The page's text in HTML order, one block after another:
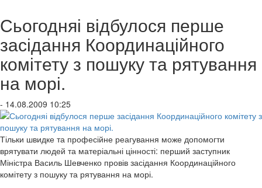
Сьогодняі відбулося перше
засідання Координаційного
комітету з пошуку та рятування
на морі.
- 14.08.2009 10:25
Тільки швидке та професійне реагування може допомогти
врятувати людей та матеріальні цінності: перший заступник
Міністра Василь Шевченко провів засідання Координаційного
комітету з пошуку та рятування на морі.